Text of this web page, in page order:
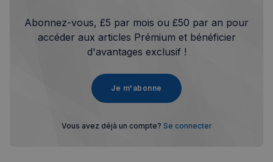
Abonnez-vous, £5 par mois ou £50 par an pour
accéder aux articles Prémium et bénéficier
d'avantages exclusif !
Je m'abonne
Vous avez déjà un compte? Se connecter